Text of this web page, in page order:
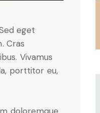
eget
Cras
Vivamus
porttitor eu,